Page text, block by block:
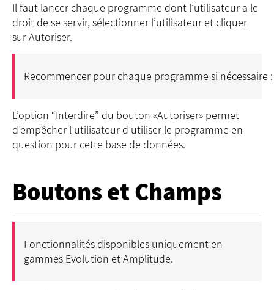
Il faut lancer chaque programme dont l’utilisateur a le
droit de se servir, sélectionner l’utilisateur et cliquer
sur Autoriser.
Recommencer pour chaque programme si
L’option “Interdire” du bouton «Autoriser» permet
d’empêcher l’utilisateur d’utiliser le programme en
question pour cette base de données.
Boutons et Champs
Fonctionnalités disponibles uniquement en
gammes Evolution et Amplitude.